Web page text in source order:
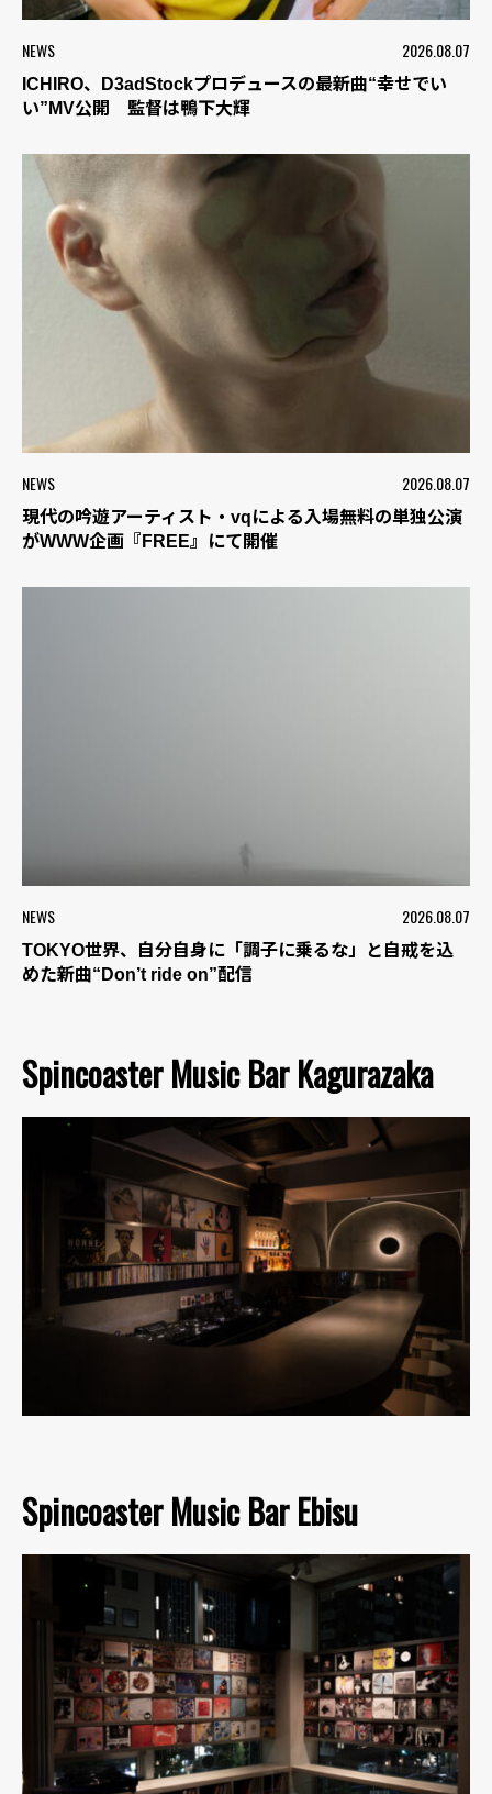
NEWS 2026.08.07
ICHIRO、D3adStockプロデュースの最新曲“幸せでい
い”MV公開 監督は鴨下大輝
NEWS 2026.08.07
現代の吟遊アーティスト・vqによる入場無料の単独公演
がWWW企画『FREE』にて開催
NEWS 2026.08.07
TOKYO世界、自分自身に「調子に乗るな」と自戒を込
めた新曲“Don’t ride on”配信
Spincoaster Music Bar Kagurazaka
Spincoaster Music Bar Ebisu